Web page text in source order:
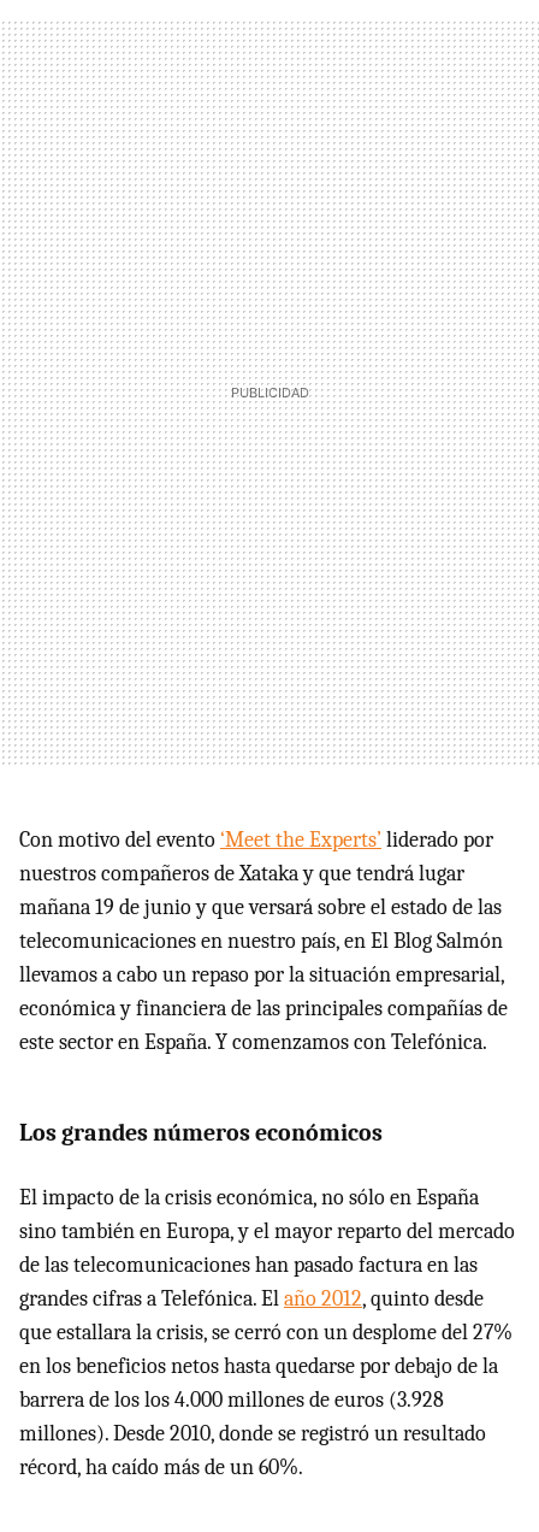
Con motivo del evento‘Meet the Experts’liderado por
nuestros compañeros de Xataka y que tendrá lugar
mañana 19 de junio y que versará sobre el estado de las
telecomunicaciones en nuestro país, en El Blog Salmón
llevamos a cabo un repaso por la situación empresarial,
económica y financiera de las principales compañías de
este sector en España. Y comenzamos con Telefónica.
Los grandes números económicos
El impacto de la crisis económica, no sólo en España
sino también en Europa, y el mayor reparto del mercado
de las telecomunicaciones han pasado factura en las
grandes cifras a Telefónica. Elaño 2012, quinto desde
que estallara la crisis, se cerró con un desplome del 27%
en los beneficios netos hasta quedarse por debajo de la
barrera de los los 4.000 millones de euros (3.928
millones). Desde 2010, donde se registró un resultado
récord, ha caído más de un 60%.